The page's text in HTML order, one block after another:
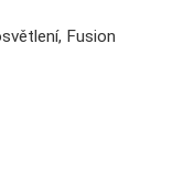
Fusion